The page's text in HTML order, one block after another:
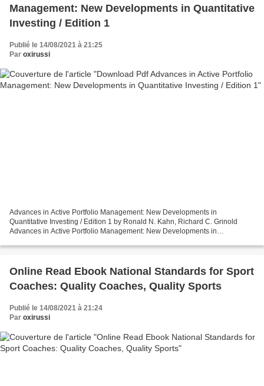
Management: New Developments in Quantitative
Investing / Edition 1
Publié le 14/08/2021 à 21:25
Par oxirussi
Advances in Active Portfolio Management: New Developments in
Quantitative Investing / Edition 1 by Ronald N. Kahn, Richard C. Grinold
Advances in Active Portfolio Management: New Developments in
Online Read Ebook National Standards for Sport
Coaches: Quality Coaches, Quality Sports
Publié le 14/08/2021 à 21:24
Par oxirussi